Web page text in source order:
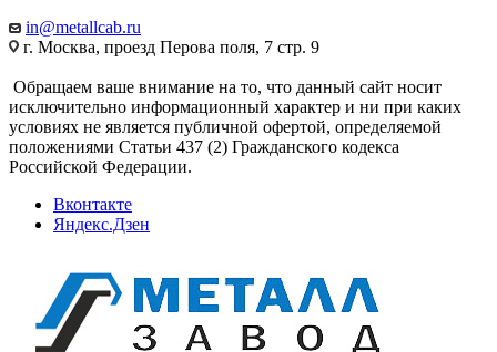
in@metallcab.ru
г. Москва, проезд Перова поля, 7 стр. 9
Обращаем ваше внимание на то, что данный сайт носит
исключительно информационный характер и ни при каких
условиях не является публичной офертой, определяемой
положениями Статьи 437 (2) Гражданского кодекса
Российской Федерации.
Вконтакте
Яндекс.Дзен